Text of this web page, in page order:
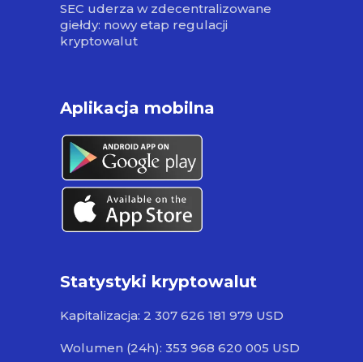
SEC uderza w zdecentralizowane
giełdy: nowy etap regulacji
kryptowalut
Aplikacja mobilna
Statystyki kryptowalut
Kapitalizacja: 2 307 626 181 979 USD
Wolumen (24h): 353 968 620 005 USD